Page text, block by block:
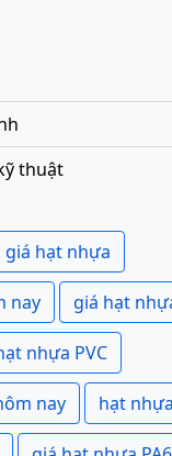
thuật
giá hạt nhựa
nay giá hạt
nhựa PVC
nay hạt